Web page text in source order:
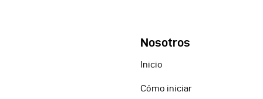
Nosotros
Inicio
Cómo iniciar